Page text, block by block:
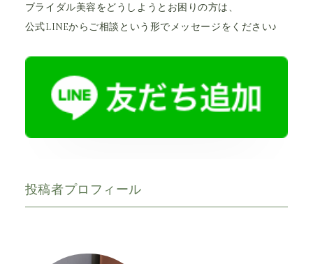
ブライダル美容をどうしようとお困りの方は、
公式LINEからご相談という形でメッセージをください♪
投稿者プロフィール